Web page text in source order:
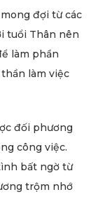
đợi từ các
tuổi Thân nên
làm phần
làm việc
đối phương
công việc.
bất ngờ từ
trộm nhớ